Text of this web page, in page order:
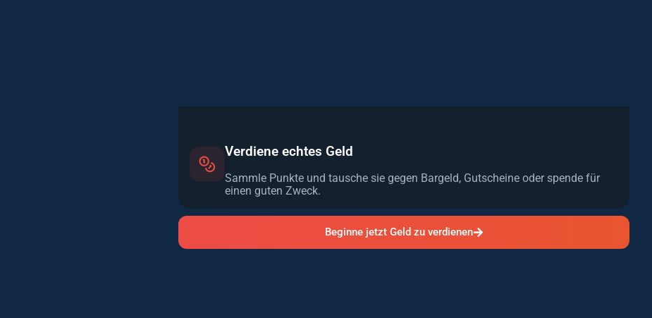
Verdiene echtes Geld
Sammle Punkte und tausche sie gegen Bargeld, Gutscheine oder spende für
einen guten Zweck.
Beginne jetzt Geld zu verdienen